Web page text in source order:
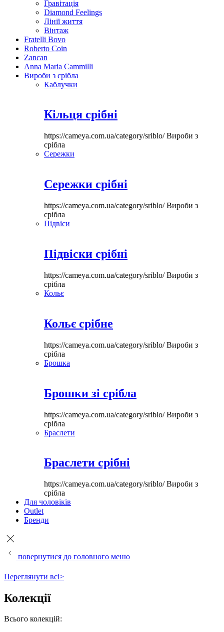
Гравітація
Diamond Feelings
Лінії життя
Вінтаж
Fratelli Bovo
Roberto Coin
Zancan
Anna Maria Cammilli
Вироби з срібла
Каблучки
Кільця срібні
https://cameya.com.ua/category/sriblo/Вироби з
срібла
Сережки
Сережки срібні
https://cameya.com.ua/category/sriblo/Вироби з
срібла
Підвіси
Підвіски срібні
https://cameya.com.ua/category/sriblo/Вироби з
срібла
Кольє
Кольє срібне
https://cameya.com.ua/category/sriblo/Вироби з
срібла
Брошка
Брошки зі срібла
https://cameya.com.ua/category/sriblo/Вироби з
срібла
Браслети
Браслети срібні
https://cameya.com.ua/category/sriblo/Вироби з
срібла
Для чоловіків
Outlet
Бренди
повернутися до головного меню
Переглянути всі>
Колекції
Всього колекцій: